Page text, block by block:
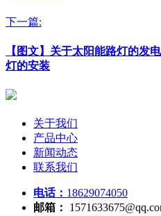
下一篇:
【图文】关于太阳能路灯的发
灯的安装
关于我们
产品中心
新闻动态
联系我们
电话： 18629074050
邮箱：